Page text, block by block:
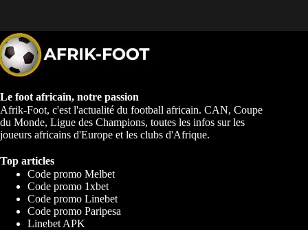
Le foot africain, notre passion
Afrik-Foot, c'est l'actualité du football africain. CAN, Coupe
du Monde, Ligue des Champions, toutes les infos sur les
joueurs africains d'Europe et les clubs d'Afrique.
Top articles
Code promo Melbet
Code promo 1xbet
Code promo Linebet
Code promo Paripesa
Linebet APK